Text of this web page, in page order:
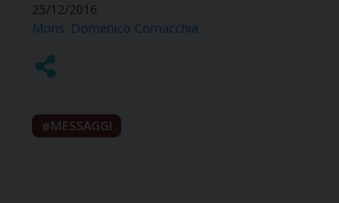
25/12/2016
Mons. Domenico Cornacchia
MESSAGGI